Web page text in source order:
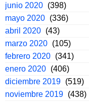
junio 2020 (398)
mayo 2020 (336)
abril 2020 (43)
marzo 2020 (105)
febrero 2020 (341)
enero 2020 (406)
diciembre 2019 (519)
noviembre 2019 (438)